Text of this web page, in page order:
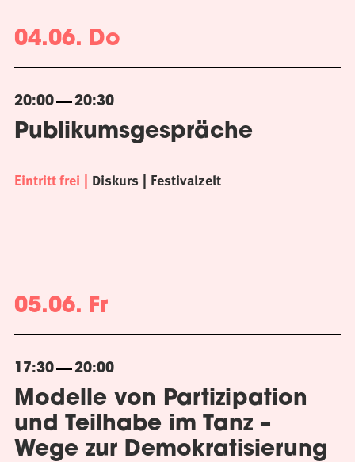
04.06. Do
20:00 20:30
Publikumsgespräche
Eintritt frei Diskurs Festivalzelt
05.06. Fr
17:30 20:00
Modelle von Partizipation
und Teilhabe im Tanz –
Wege zur Demokratisierung